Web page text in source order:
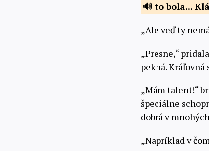
to bola...
„Ale veď ty
„Presne,“
pekná. Kráľovná
„Mám talent!“
špeciálne
dobrá v
„Napríklad v